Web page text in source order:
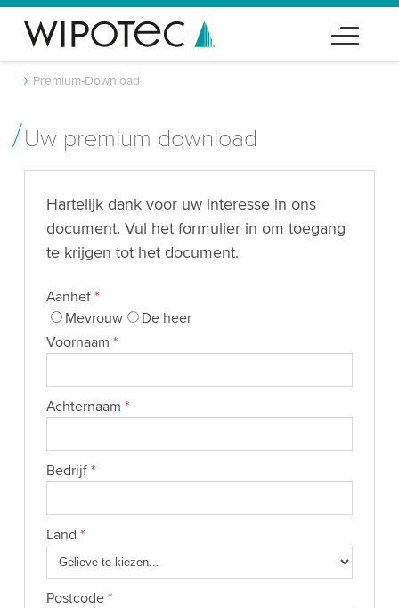
Premium-Download
Uw premium download
Hartelijk dank voor uw interesse in ons
document. Vul het formulier in om toegang
te krijgen tot het document.
Aanhef *
Mevrouw
De heer
Voornaam *
Achternaam *
Bedrijf *
Land *
Postcode *